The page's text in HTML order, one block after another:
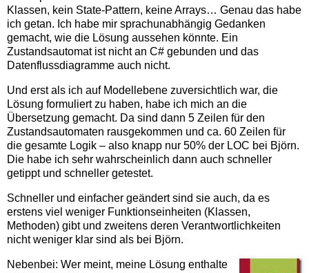
Klassen, kein State-Pattern, keine Arrays… Genau das habe
ich getan. Ich habe mir sprachunabhängig Gedanken
gemacht, wie die Lösung aussehen könnte. Ein
Zustandsautomat ist nicht an C# gebunden und das
Datenflussdiagramme auch nicht.
Und erst als ich auf Modellebene zuversichtlich war, die
Lösung formuliert zu haben, habe ich mich an die
Übersetzung gemacht. Da sind dann 5 Zeilen für den
Zustandsautomaten rausgekommen und ca. 60 Zeilen für
die gesamte Logik – also knapp nur 50% der LOC bei Björn.
Die habe ich sehr wahrscheinlich dann auch schneller
getippt und schneller getestet.
Schneller und einfacher geändert sind sie auch, da es
erstens viel weniger Funktionseinheiten (Klassen,
Methoden) gibt und zweitens deren Verantwortlichkeiten
nicht weniger klar sind als bei Björn.
Nebenbei: Wer meint, meine Lösung enthalte